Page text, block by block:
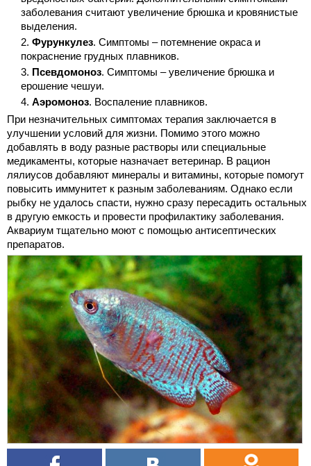
заболевания считают увеличение брюшка и кровянистые
выделения.
Фурункулез. Симптомы – потемнение окраса и
покраснение грудных плавников.
Псевдомоноз. Симптомы – увеличение брюшка и
ерошение чешуи.
Аэромоноз. Воспаление плавников.
При незначительных симптомах терапия заключается в
улучшении условий для жизни. Помимо этого можно
добавлять в воду разные растворы или специальные
медикаменты, которые назначает ветеринар. В рацион
лялиусов добавляют минералы и витамины, которые помогут
повысить иммунитет к разным заболеваниям. Однако если
рыбку не удалось спасти, нужно сразу пересадить остальных
в другую емкость и провести профилактику заболевания.
Аквариум тщательно моют с помощью антисептических
препаратов.